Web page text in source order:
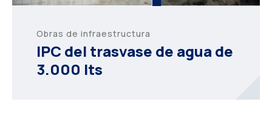
Obras de infraestructura
IPC del trasvase de agua de
3.000 lts